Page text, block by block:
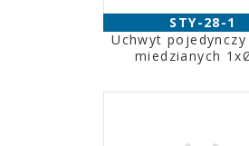
STY-28-1
Uchwyt
miedzianych